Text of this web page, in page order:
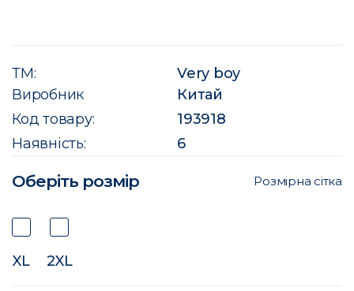
ТМ:
Very boy
Виробник
Китай
Код товару:
193918
Наявність:
6
Оберіть розмір Розмірна сітка
XL 2XL